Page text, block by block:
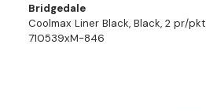
Bridgedale
Coolmax Liner Black, Black, 2 pr/pkt
710539xM-846